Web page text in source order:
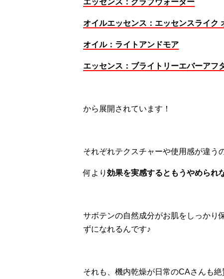
オイルエッセンス：エッセンスライク
オイル：ライトアンドモア
エッセンス：ブライトリーエバーアフ
から展開されています！
それぞれテクスチャーや使用感が違う
何より 効果を実感するともうやめられ
サボテンの自然成分がお肌をしっかり
ずになれるんです♪
それも、機内乾燥が日常のCAさんも絶